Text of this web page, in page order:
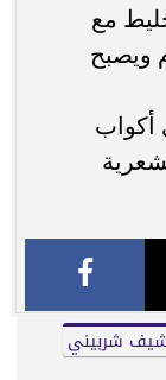
مع
ويصبح
أكواب
شربيني